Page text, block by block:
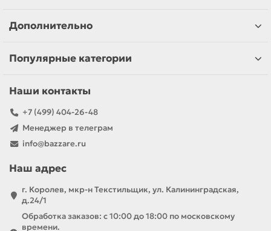
Дополнительно
Популярные категории
Наши контакты
+7 (499) 404-26-48
Менеджер в телеграм
info@bazzare.ru
Наш адрес
г. Королев, мкр-н Текстильщик, ул. Калининградская,
д.24/1
Обработка заказов: с 10:00 до 18:00 по московскому
времени.